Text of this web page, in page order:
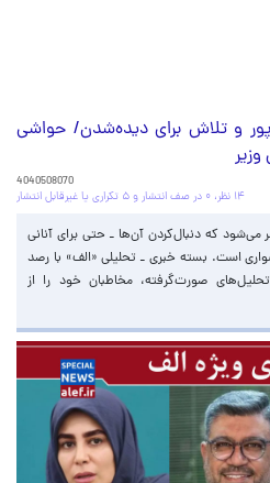
و تلاش برای دید‌ه‌شدن/ حواشی
4040508070
۱۴ نظر، ۰ در صف انتشار و ۵ تکراری یا غیرقابل انتشار
می‌شود که دنبال‌کردن آن‌ها ـ حتی برای آنانی
است. بسته خبری ـ تحلیلی «الف» با رصد
صورت‌گرفته، مخاطبان خود را از